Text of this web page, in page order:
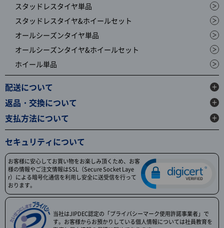
スタッドレスタイヤ単品
スタッドレスタイヤ&ホイールセット
オールシーズンタイヤ単品
オールシーズンタイヤ&ホイールセット
ホイール単品
配送について
返品・交換について
支払方法について
セキュリティについて
お客様に安心してお買い物をお楽しみ頂くため、お客
様の情報やご注文情報はSSL（Secure Socket Laye
r）による暗号化通信を利用し安全に送受信を行って
おります。
当社はJIPDEC認定の「プライバシーマーク使用許諾事業者」で
す。お客様からお預かりしている個人情報については社員教育を